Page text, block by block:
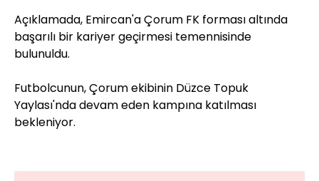
Açıklamada, Emircan'a Çorum FK forması altında
başarılı bir kariyer geçirmesi temennisinde
bulunuldu.
Futbolcunun, Çorum ekibinin Düzce Topuk
Yaylası'nda devam eden kampına katılması
bekleniyor.